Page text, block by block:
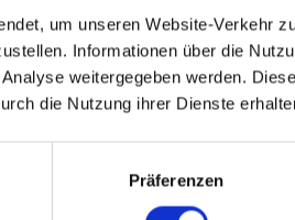
um unseren Website-Verkehr
Informationen über die
weitergegeben werden.
die Nutzung ihrer Dienste
Präferenzen